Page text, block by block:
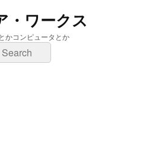
・ワークス
かコンピュータとか
検